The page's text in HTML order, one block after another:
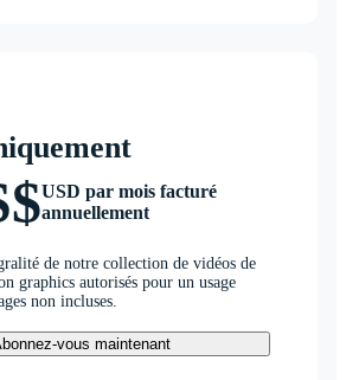
USD par mois facturé
annuellement
de notre collection de vidéos de
graphics autorisés pour un usage
non incluses.
vous maintenant